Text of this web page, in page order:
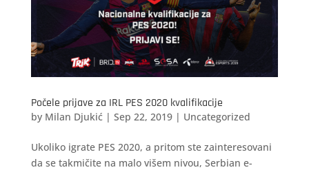
Počele prijave za IRL PES 2020 kvalifikacije
by Milan Djukić| Sep 22, 2019| Uncategorized
Ukoliko igrate PES 2020, a pritom ste zainteresovani
da se takmičite na malo višem nivou, Serbian e-